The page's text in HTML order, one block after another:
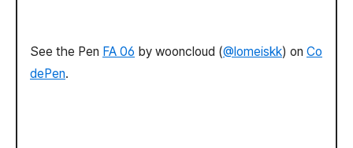
See the Pen FA 06 by wooncloud (@lomeiskk) on Co
dePen.